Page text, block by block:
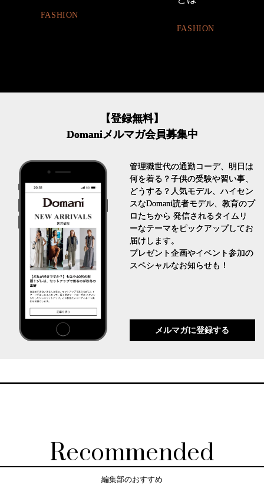
FASHION
FASHION
【登録無料】
Domaniメルマガ会員募集中
管理職世代の通勤コーデ、明日は
何を着る？子供の受験や習い事、
どうする？人気モデル、ハイセン
スなDomani読者モデル、教育のプ
ロたちから 発信されるタイムリ
ーなテーマをピックアップしてお
届けします。
プレゼント企画やイベント参加の
スペシャルなお知らせも！
メルマガに登録する
Recommended
編集部のおすすめ